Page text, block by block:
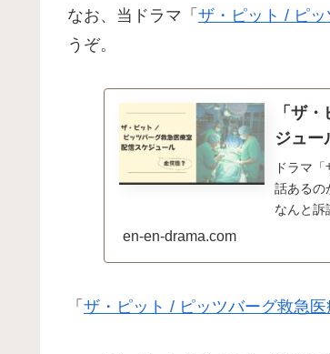
なお、当ドラマ「 ザ・ピット / ピ
うぞ。
「ザ
ジュー
ドラマ
話あるの
なんと訴
en-en-drama.com
「 ザ・ピット / ピッツバーグ救急医